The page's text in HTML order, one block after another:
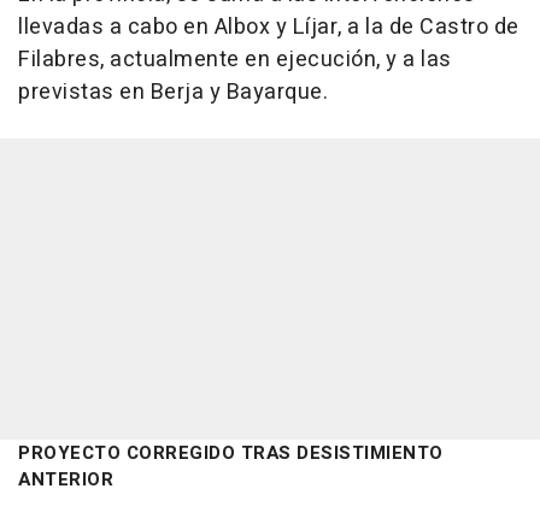
llevadas a cabo en Albox y Líjar, a la de Castro de
Filabres, actualmente en ejecución, y a las
previstas en Berja y Bayarque.
PROYECTO CORREGIDO TRAS DESISTIMIENTO
ANTERIOR